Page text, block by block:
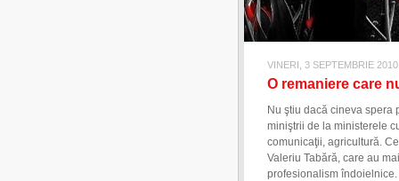
VINERI, 3 SEPTEMBRIE 2010
O remaniere care
Nu ştiu dacă cineva spera
miniştrii de la ministerele
comunicaţii, agricultură.
Valeriu Tabără, care au
profesionalism